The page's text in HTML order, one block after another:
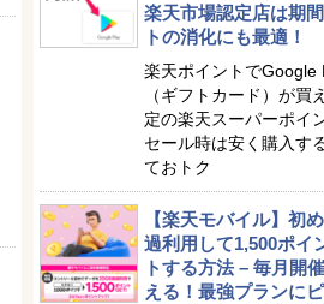
楽天市場認定店は期
トの消化にも最適！
楽天ポイントでGoogle
（ギフトカード）が買
定の楽天スーパーポイ
セール時は安く購入す
ておトク
【楽天モバイル】初
過利用して1,500ポイ
トする方法 – 毎月開
える！最強プランに